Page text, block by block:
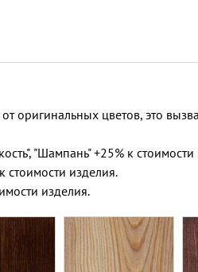
оригинальных цветов, это
"Шампань" +25% к
стоимости изделия.
изделия.